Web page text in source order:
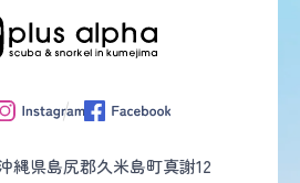
縄県島尻郡久米島町真謝12